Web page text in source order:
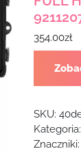
354.00zł
SKU:
Kategoria:
Znaczniki: